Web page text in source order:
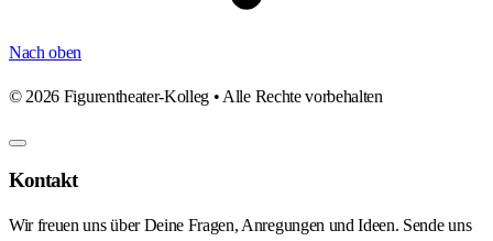
Nach oben
© 2026 Figurentheater-Kolleg • Alle Rechte vorbehalten
Kontakt
Wir freuen uns über Deine Fragen, Anregungen und Ideen. Sende uns